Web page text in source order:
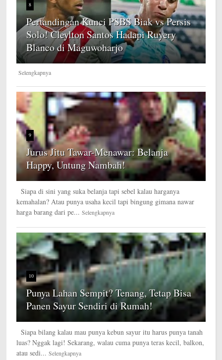
8
Pertandingan Kunci PSBS Biak vs Persis
Solo! Cleylton Santos Hadapi Ruyery
Blanco di Maguwoharjo
Selengkapnya
9
Jurus Jitu Tawar-Menawar: Belanja
Happy, Untung Nambah!
Siapa di sini yang suka belanja tapi sebel kalau harganya
kemahalan? Atau punya usaha kecil tapi bingung gimana nawar
harga barang dari pe... Selengkapnya
10
Punya Lahan Sempit? Tenang, Tetap Bisa
Panen Sayur Sendiri di Rumah!
Siapa bilang kalau mau punya kebun sayur itu harus punya tanah
luas? Nggak lagi! Sekarang, walau cuma punya teras kecil, balkon,
atau sedi... Selengkapnya